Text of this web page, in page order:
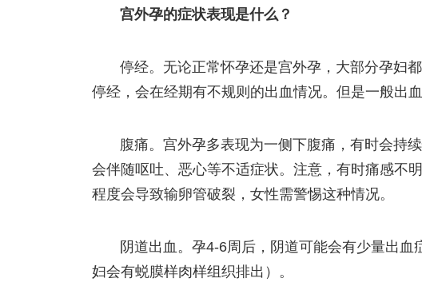
宫外孕的症状表现是什么？
停经。无论正常怀孕还是宫外孕，大部分孕妇
停经，会在经期有不规则的出血情况。但是一般出
腹痛。宫外孕多表现为一侧下腹痛，有时会持
会伴随呕吐、恶心等不适症状。注意，有时痛感不
程度会导致输卵管破裂，女性需警惕这种情况。
阴道出血。孕4-6周后，阴道可能会有少量出
妇会有蜕膜样肉样组织排出）。